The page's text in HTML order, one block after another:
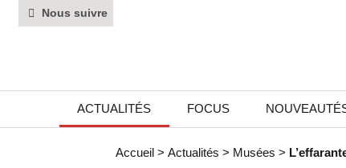
Nous suivre
ACTUALITÉS FOCUS
Accueil > Actualités > Musées >